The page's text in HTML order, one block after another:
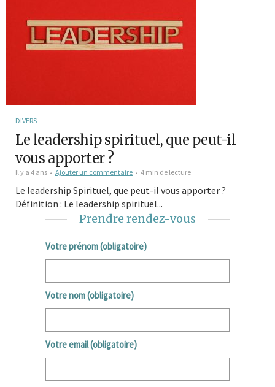
DIVERS
Le leadership spirituel, que peut-il
vous apporter ?
Il y a 4 ans Ajouter un commentaire 4 min de lecture
Le leadership Spirituel, que peut-il vous apporter ?
Définition : Le leadership spirituel...
Prendre rendez-vous
Votre prénom (obligatoire)
Votre nom (obligatoire)
Votre email (obligatoire)